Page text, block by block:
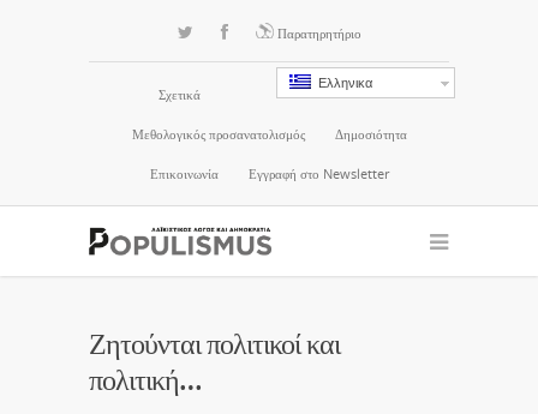
Παρατηρητήριο
Ελληνικα
Σχετικά
Μεθολογικός προσανατολισμός Δημοσιότητα
Επικοινωνία Εγγραφή στο Newsletter
Ζητούνται πολιτικοί και
πολιτική…